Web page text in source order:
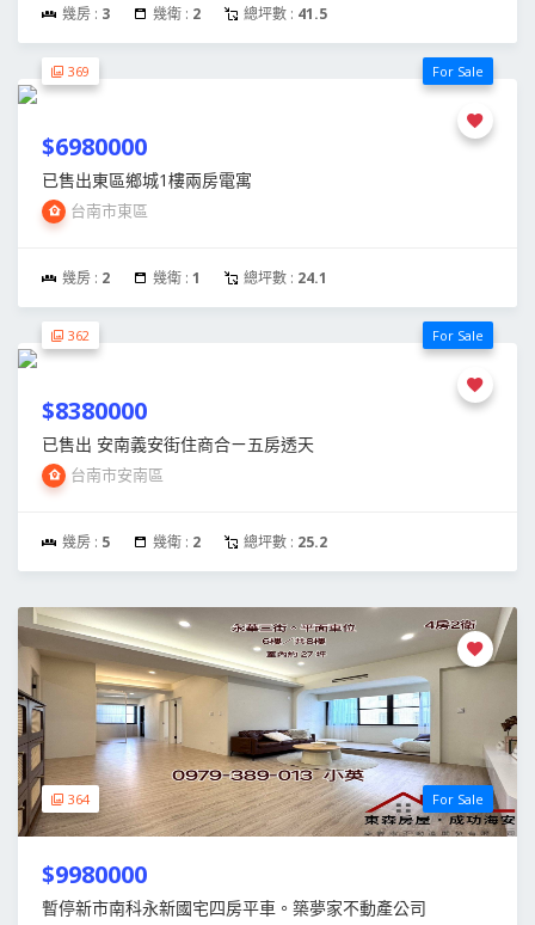
幾房 : 3 幾衛 : 2 總坪數 : 41.5
369 For Sale
$6980000
已售出東區鄉城1樓兩房電寓
台南市東區
幾房 : 2 幾衛 : 1 總坪數 : 24.1
362 For Sale
$8380000
已售出 安南義安街住商合ㄧ五房透天
台南市安南區
幾房 : 5 幾衛 : 2 總坪數 : 25.2
364 For Sale
$9980000
暫停新市南科永新國宅四房平車。築夢家不動產公司